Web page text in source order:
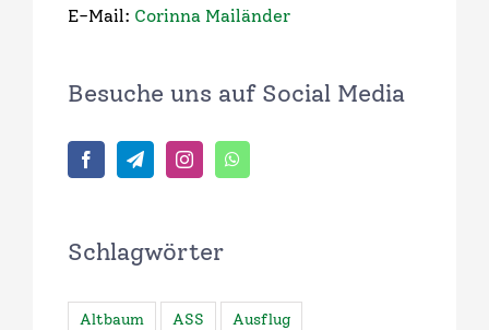
E-Mail: Corinna Mailänder
Besuche uns auf Social Media
Schlagwörter
Altbaum ASS
Ausflug